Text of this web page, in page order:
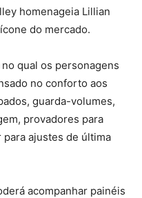
homenageia Lillian
do mercado.
qual os personagens
no conforto aos
guarda-volumes,
provadores para
ajustes de última
acompanhar painéis